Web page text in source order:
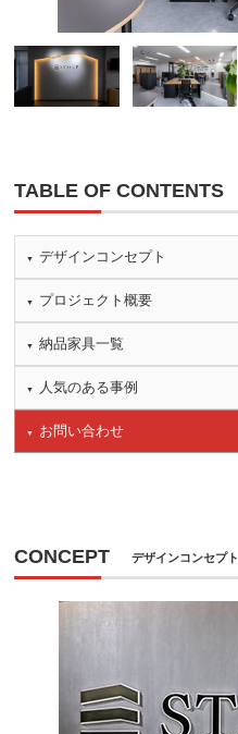
TABLE OF CONTENTS
デザインコンセプト
プロジェクト概要
納品家具一覧
人気のある事例
お問い合わせ
CONCEPT デザインコンセプト